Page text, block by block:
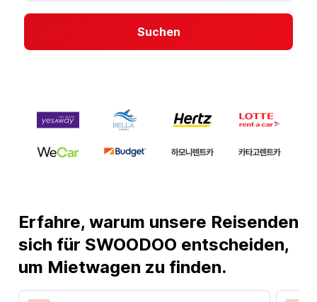
Suchen
Erfahre, warum unsere Reisenden
sich für SWOODOO entscheiden,
um Mietwagen zu finden.